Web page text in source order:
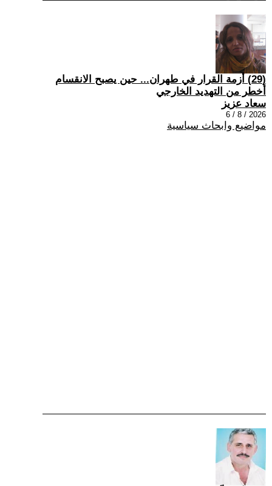
(29) أزمة القرار في طهران... حين يصبح الانقسام
أخطر من التهديد الخارجي
سعاد عزيز
2026 / 8 / 6
مواضيع وابحاث سياسية